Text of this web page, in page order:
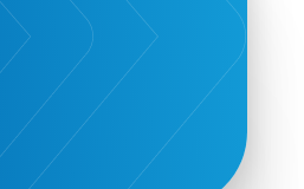
Athens News Agency
Athens University of Economics &
Business
Best accelerator
Best incubator
Bizrupt
Booths 34-35
Borrn
Boutique Hotel
Cactus Royal Spa & Resort Hotel.